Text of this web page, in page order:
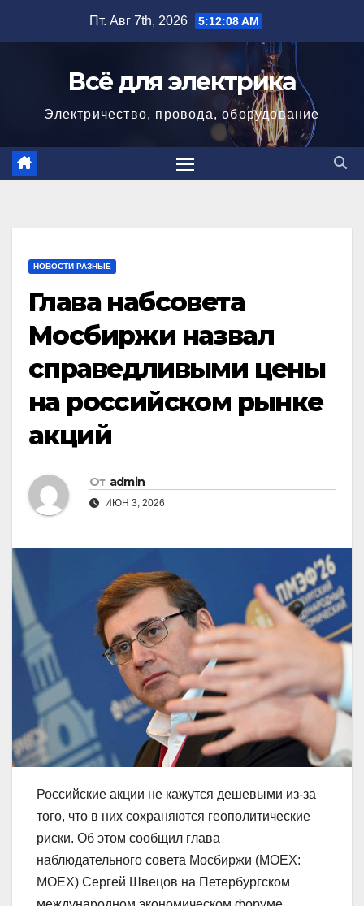
Пт. Авг 7th, 2026 5:12:10 AM
Всё для электрика
Электричество, провода, оборудование
НОВОСТИ РАЗНЫЕ
Глава набсовета
Мосбиржи назвал
справедливыми цены
на российском рынке
акций
От admin
ИЮН 3, 2026
Российские акции не кажутся дешевыми из-за
того, что в них сохраняются геополитические
риски. Об этом сообщил глава
наблюдательного совета Мосбиржи (MOEX:
MOEX) Сергей Швецов на Петербургском